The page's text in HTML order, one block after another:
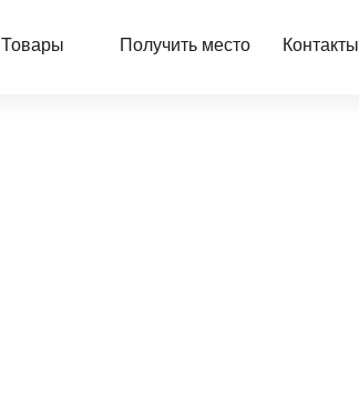
Товары Получить место Контакты